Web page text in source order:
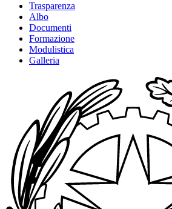
Trasparenza
Albo
Documenti
Formazione
Modulistica
Galleria